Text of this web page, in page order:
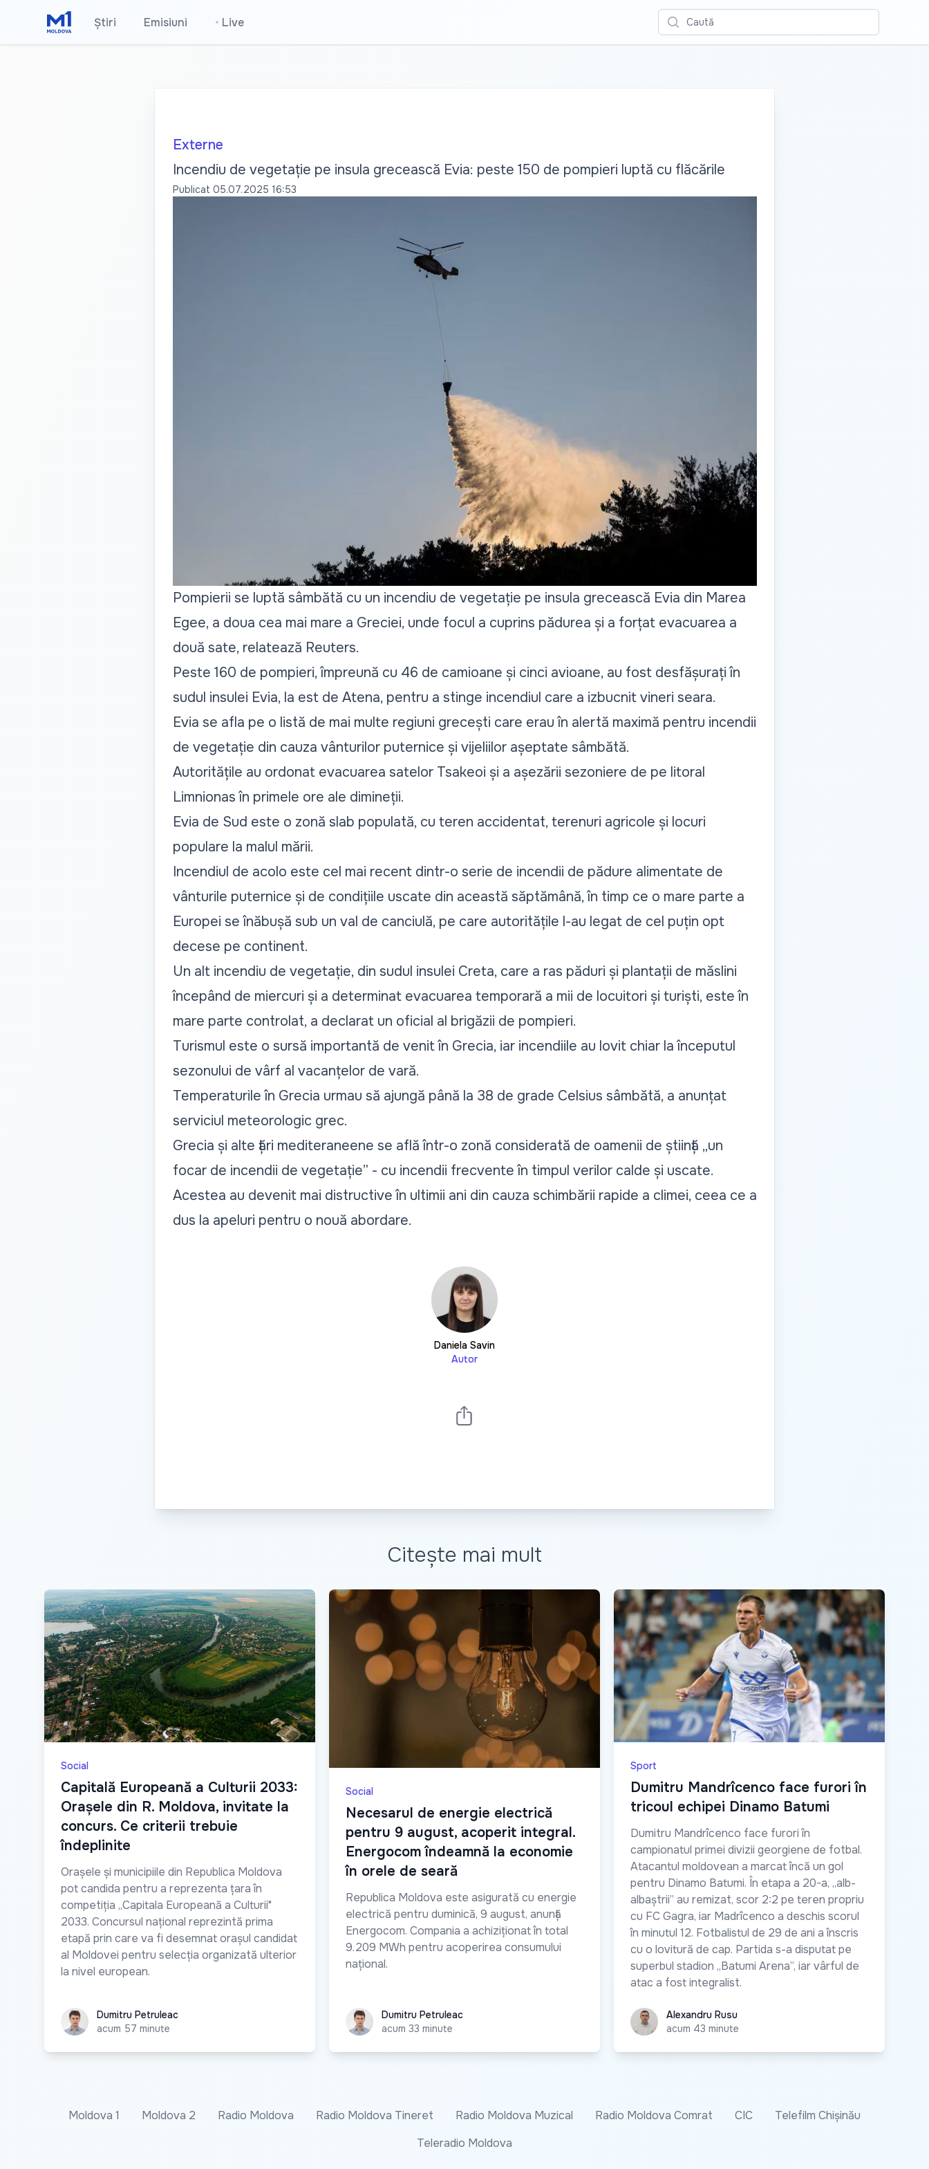
Știri Emisiuni • Live Caută
Externe
Incendiu de vegetație pe insula grecească Evia: peste 150 de pompieri luptă cu flăcările
Publicat 05.07.2025 16:53
Pompierii se luptă sâmbătă cu un incendiu de vegetație pe insula grecească Evia din Marea
Egee, a doua cea mai mare a Greciei, unde focul a cuprins pădurea și a forțat evacuarea a
două sate, relatează Reuters.
Peste 160 de pompieri, împreună cu 46 de camioane și cinci avioane, au fost desfășurați în
sudul insulei Evia, la est de Atena, pentru a stinge incendiul care a izbucnit vineri seara.
Evia se afla pe o listă de mai multe regiuni grecești care erau în alertă maximă pentru incendii
de vegetație din cauza vânturilor puternice și vijeliilor așeptate sâmbătă.
Autoritățile au ordonat evacuarea satelor Tsakeoi și a așezării sezoniere de pe litoral
Limnionas în primele ore ale dimineții.
Evia de Sud este o zonă slab populată, cu teren accidentat, terenuri agricole și locuri
populare la malul mării.
Incendiul de acolo este cel mai recent dintr-o serie de incendii de pădure alimentate de
vânturile puternice și de condițiile uscate din această săptămână, în timp ce o mare parte a
Europei se înăbușă sub un val de canciulă, pe care autoritățile l-au legat de cel puțin opt
decese pe continent.
Un alt incendiu de vegetație, din sudul insulei Creta, care a ras păduri și plantații de măslini
începând de miercuri și a determinat evacuarea temporară a mii de locuitori și turiști, este în
mare parte controlat, a declarat un oficial al brigăzii de pompieri.
Turismul este o sursă importantă de venit în Grecia, iar incendiile au lovit chiar la începutul
sezonului de vârf al vacanțelor de vară.
Temperaturile în Grecia urmau să ajungă până la 38 de grade Celsius sâmbătă, a anunțat
serviciul meteorologic grec.
Grecia și alte țări mediteraneene se află într-o zonă considerată de oamenii de știință „un
focar de incendii de vegetație” - cu incendii frecvente în timpul verilor calde și uscate.
Acestea au devenit mai distructive în ultimii ani din cauza schimbării rapide a climei, ceea ce a
dus la apeluri pentru o nouă abordare.
Daniela Savin
Autor
Citește mai mult
Social
Capitală Europeană a Culturii 2033:
Orașele din R. Moldova, invitate la
concurs. Ce criterii trebuie
îndeplinite
Orașele și municipiile din Republica Moldova
pot candida pentru a reprezenta țara în
competiția „Capitala Europeană a Culturii"
2033. Concursul național reprezintă prima
etapă prin care va fi desemnat orașul candidat
al Moldovei pentru selecția organizată ulterior
la nivel european.
Dumitru Petruleac
Dumitru Petruleac
acum 57 minute
Social
Necesarul de energie electrică
pentru 9 august, acoperit integral.
Energocom îndeamnă la economie
în orele de seară
Republica Moldova este asigurată cu energie
electrică pentru duminică, 9 august, anunță
Energocom. Compania a achiziționat în total
9.209 MWh pentru acoperirea consumului
național.
Dumitru Petruleac
Dumitru Petruleac
acum 33 minute
Sport
Dumitru Mandrîcenco face furori în
tricoul echipei Dinamo Batumi
Dumitru Mandrîcenco face furori în
campionatul primei divizii georgiene de fotbal.
Atacantul moldovean a marcat încă un gol
pentru Dinamo Batumi. În etapa a 20-a, „alb-
albaștrii” au remizat, scor 2:2 pe teren propriu
cu FC Gagra, iar Madrîcenco a deschis scorul
în minutul 12. Fotbalistul de 29 de ani a înscris
cu o lovitură de cap. Partida s-a disputat pe
superbul stadion „Batumi Arena”, iar vârful de
atac a fost integralist.
Alexandru Rusu
Alexandru Rusu
acum 43 minute
Moldova 1 Moldova 2 Radio Moldova Radio Moldova Tineret Radio Moldova Muzical Radio Moldova Comrat CIC
Telefilm Chișinău
Teleradio Moldova